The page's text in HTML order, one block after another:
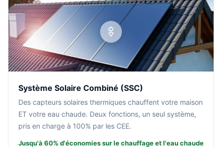
Système Solaire Combiné (SSC)
Des capteurs solaires thermiques chauffent votre maison
ET votre eau chaude. Deux fonctions, un seul système,
pris en charge à 100% par les CEE.
Jusqu'à 60% d'économies sur le chauffage et l'eau chaude